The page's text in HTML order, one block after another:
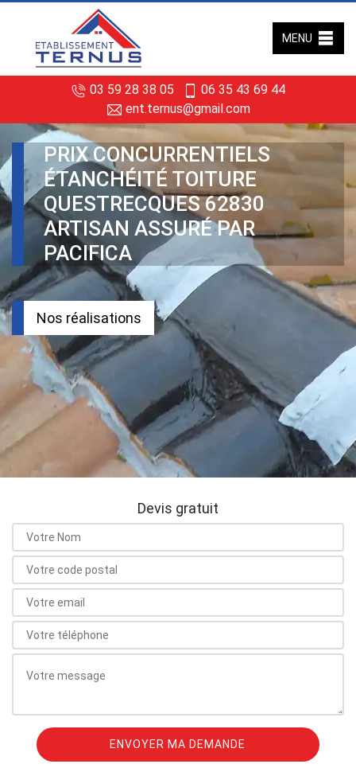
03 59 28 38 05
06 35 43 69 44
ent.ternus@gmail.com
MENU
PRIX CONCURRENTIELS
ÉTANCHÉITÉ TOITURE
QUESTRECQUES 62830
ARTISAN ASSURÉ PAR
PACIFICA
Nos réalisations
Devis gratuit